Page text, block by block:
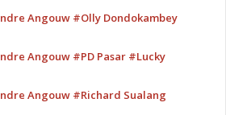
Angouw #Olly Dondokambey
Angouw #PD Pasar #Lucky
Angouw #Richard Sualang